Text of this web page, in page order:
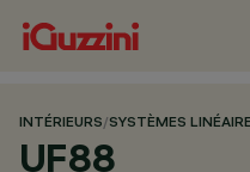
INTÉRIEURS/SYSTÈMES
UF88